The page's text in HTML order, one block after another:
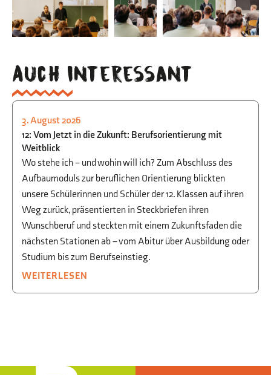
Auch interessant
STUDIEN- UND BERUFSORIENTIERUNG
3. August 2026
12: Vom Jetzt in die Zukunft: Berufsorientierung mit
Weitblick
Wo stehe ich – und wohin will ich? Zum Abschluss des
Aufbaumoduls zur beruflichen Orientierung blickten
unsere Schülerinnen und Schüler der 12. Klassen auf ihren
Weg zurück, präsentierten in Steckbriefen ihren
Wunschberuf und steckten mit einem Zukunftsfaden die
nächsten Stationen ab – vom Abitur über Ausbildung oder
Studium bis zum Berufseinstieg.
WEITERLESEN